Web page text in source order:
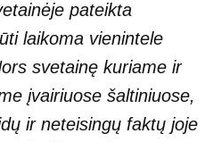
pateikta
laikoma vienintele
svetainę kuriame ir
įvairiuose šaltiniuose,
ir neteisingų faktų joje